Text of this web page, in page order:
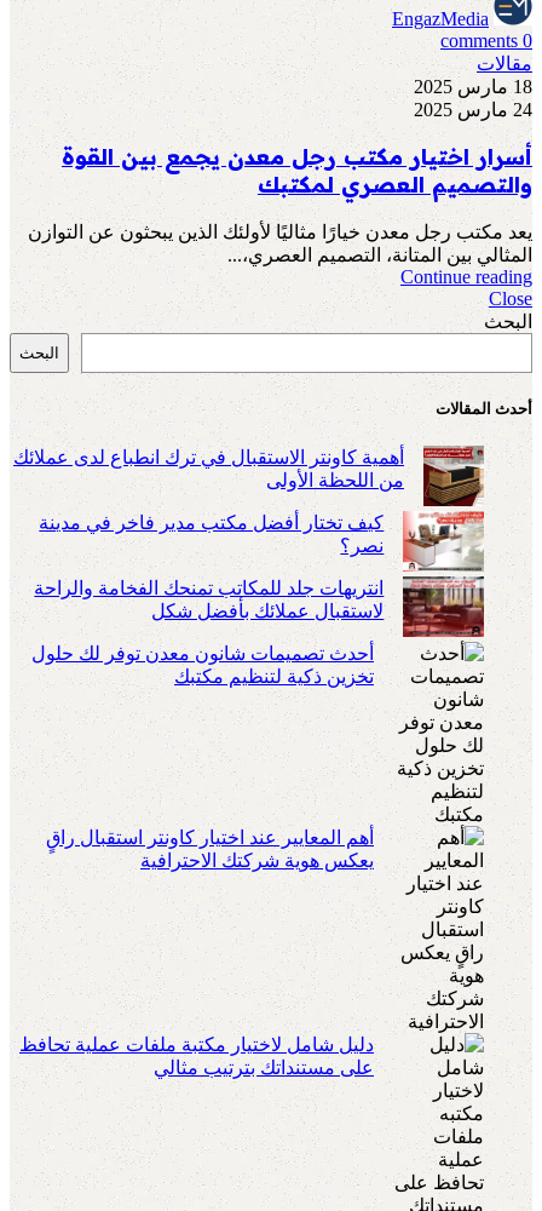
EngazMedia
0
comments
مقالات
18 مارس 2025
24 مارس 2025
أسرار اختيار مكتب رجل معدن يجمع بين القوة
والتصميم العصري لمكتبك
يعد مكتب رجل معدن خيارًا مثاليًا لأولئك الذين يبحثون عن التوازن
المثالي بين المتانة، التصميم العصري،...
Continue reading
Close
البحث
البحث
أحدث المقالات
أهمية كاونتر الاستقبال في ترك انطباع لدى عملائك
من اللحظة الأولى
كيف تختار أفضل مكتب مدير فاخر في مدينة
نصر؟
انتريهات جلد للمكاتب تمنحك الفخامة والراحة
لاستقبال عملائك بأفضل شكل
أحدث تصميمات شانون معدن توفر لك حلول
تخزين ذكية لتنظيم مكتبك
أهم المعايير عند اختيار كاونتر استقبال راقٍ
يعكس هوية شركتك الاحترافية
دليل شامل لاختيار مكتبة ملفات عملية تحافظ
على مستنداتك بترتيب مثالي